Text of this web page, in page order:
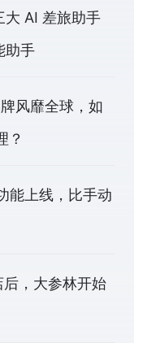
大 AI 差旅助手
助手
风靡全球，如
？
能上线，比手动
，大参林开始